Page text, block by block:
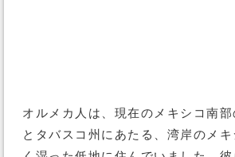
オルメカ人は、現在のメキシコ南部
とタバスコ州にあたる、湾岸のメ